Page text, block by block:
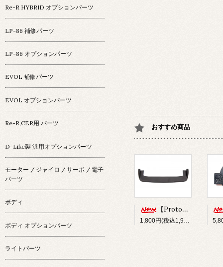
おすすめ商品
【Prototype34】フロントディフューザー
1,800円(税込1,980円)
Re-R HYBRID オプションパーツ
LP-86 補修パーツ
LP-86 オプションパーツ
EVOL 補修パーツ
EVOL オプションパーツ
Re-R,CER用 パーツ
D-Like製 汎用オプションパーツ
モーター / ジャイロ / サーボ / 電子
パーツ
ボディ
ボディ オプションパーツ
ライトパーツ